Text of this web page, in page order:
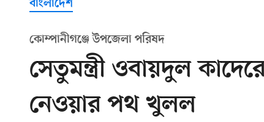
বাংলাদেশ
কোম্পানীগঞ্জে উপজেলা পরিষদ
সেতুমন্ত্রী ওবায়দুল
নেওয়ার পথ খুলল